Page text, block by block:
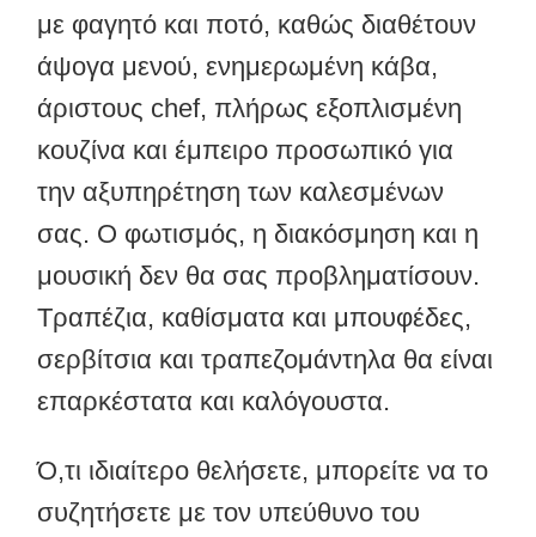
με φαγητό και ποτό, καθώς διαθέτουν
άψογα μενού, ενημερωμένη κάβα,
άριστους chef, πλήρως εξοπλισμένη
κουζίνα και έμπειρο προσωπικό για
την αξυπηρέτηση των καλεσμένων
σας. Ο φωτισμός, η διακόσμηση και η
μουσική δεν θα σας προβληματίσουν.
Τραπέζια, καθίσματα και μπουφέδες,
σερβίτσια και τραπεζομάντηλα θα είναι
επαρκέστατα και καλόγουστα.
Ό,τι ιδιαίτερο θελήσετε, μπορείτε να το
συζητήσετε με τον υπεύθυνο του